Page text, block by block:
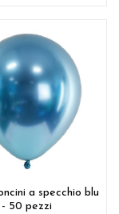
a specchio blu
- 50 pezzi